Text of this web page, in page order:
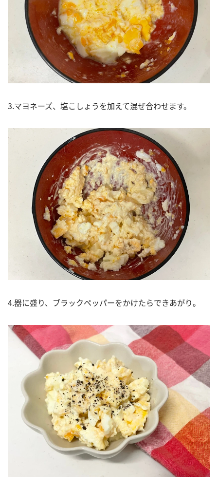
3.マヨネーズ、塩こしょうを加えて混ぜ合わせます。
4.器に盛り、ブラックペッパーをかけたらできあがり。